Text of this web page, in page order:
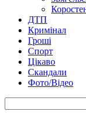
ДТП
Кримінал
Гроші
Спорт
Цікаво
Скандали
Фото/Відео